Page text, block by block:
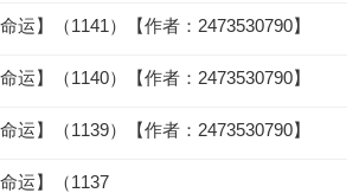
运】（1141）【作者：2473530790】
运】（1140）【作者：2473530790】
运】（1139）【作者：2473530790】
运】（1137